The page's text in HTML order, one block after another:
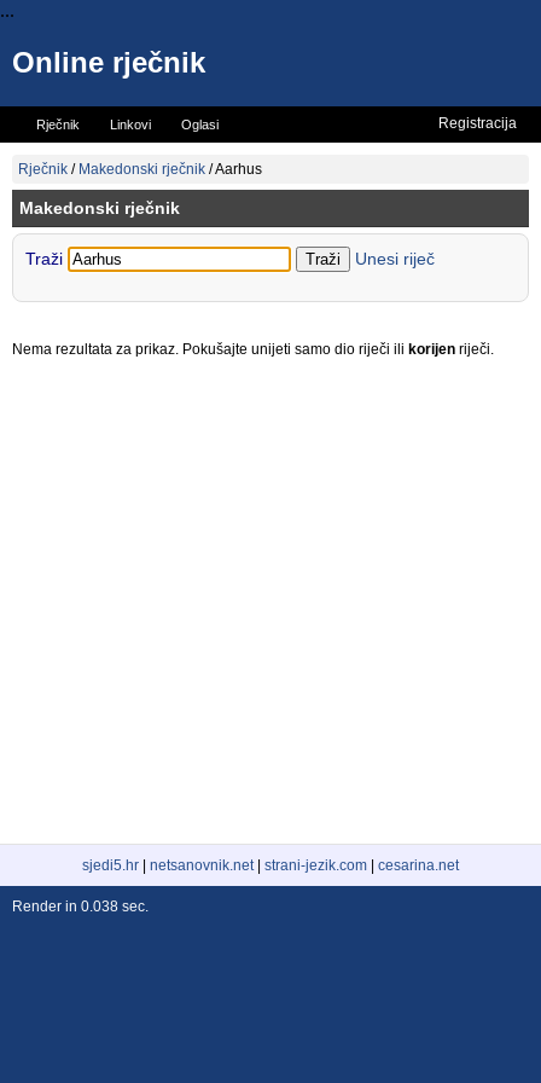
...
Online rječnik
Rječnik Linkovi Oglasi
Vicevi
Registracija
Rječnik / Makedonski rječnik /Aarhus
Makedonski rječnik
Traži Unesi riječ
Nema rezultata za prikaz. Pokušajte unijeti samo dio riječi ili korijen riječi.
sjedi5.hr netsanovnik.net| strani-jezik.com cesarina.net
Render in 0.038 sec.